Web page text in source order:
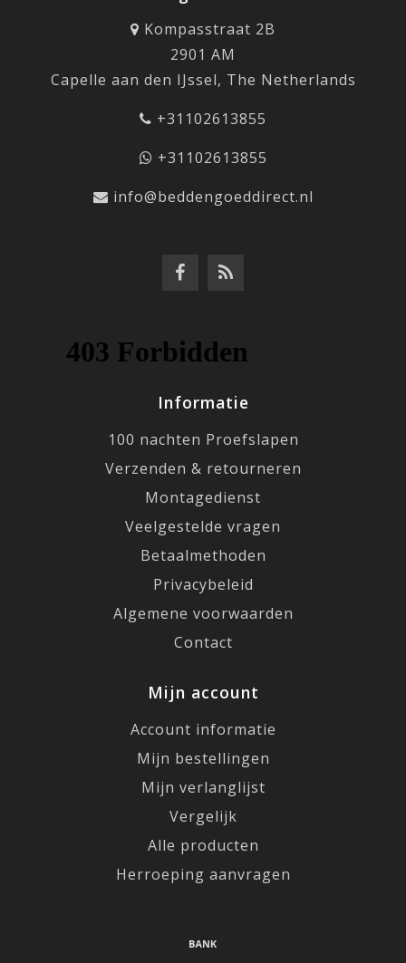
Kompasstraat 2B
2901 AM
Capelle aan den IJssel, The Netherlands
+31102613855
+31102613855
info@beddengoeddirect.nl
Informatie
100 nachten Proefslapen
Verzenden & retourneren
Montagedienst
Veelgestelde vragen
Betaalmethoden
Privacybeleid
Algemene voorwaarden
Contact
Mijn account
Account informatie
Mijn bestellingen
Mijn verlanglijst
Vergelijk
Alle producten
Herroeping aanvragen